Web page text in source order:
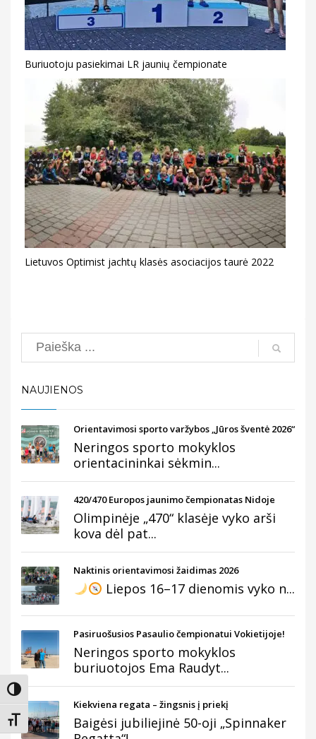
Įjungti didesnį kontrastą
Keisti teksto dydį
Buriuotoju pasiekimai LR jaunių čempionate
Lietuvos Optimist jachtų klasės asociacijos taurė 2022
Search
NAUJIENOS
Orientavimosi sporto varžybos „Jūros šventė 2026“
Neringos sporto mokyklos
orientacininkai sėkmin...
420/470 Europos jaunimo čempionatas Nidoje
Olimpinėje „470“ klasėje vyko arši
kova dėl pat...
Naktinis orientavimosi žaidimas 2026
Liepos 16–17 dienomis vyko n...
Pasiruošusios Pasaulio čempionatui Vokietijoje!
Neringos sporto mokyklos
buriuotojos Ema Raudyt...
Kiekviena regata – žingsnis į priekį
Baigėsi jubiliejinė 50-oji „Spinnaker